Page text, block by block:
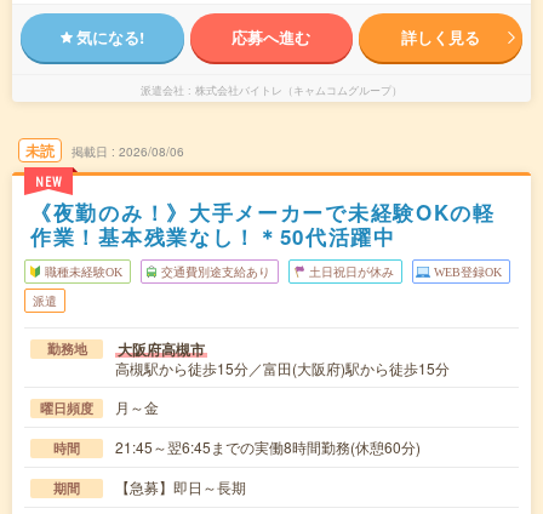
気になる! 応募へ進む 詳しく見る
派遣会社 株式会社バイトレ（キャムコムグループ）
未読
NEW
掲載日 2026/08/06
《夜勤のみ！》大手メーカーで未経験OKの軽
作業！基本残業なし！＊50代活躍中
職種未経験OK 交通費別途支給あり 土日祝日が休み WEB登録OK
派遣
勤務地 大阪府高槻市
高槻駅から徒歩15分／富田(大阪府)駅から徒歩15分
曜日頻度 月～金
時間 21:45～翌6:45までの実働8時間勤務(休憩60分)
期間 【急募】即日～長期